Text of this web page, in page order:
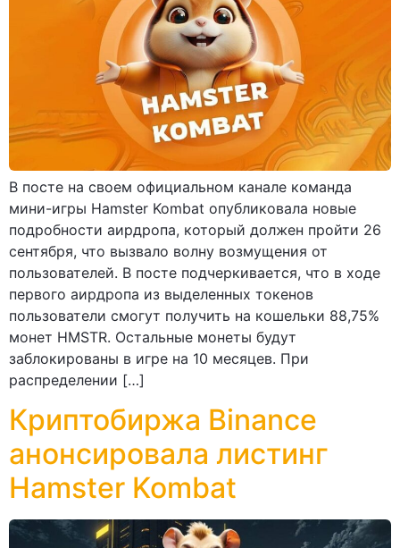
В посте на своем официальном канале команда
мини-игры Hamster Kombat опубликовала новые
подробности аирдропа, который должен пройти 26
сентября, что вызвало волну возмущения от
пользователей. В посте подчеркивается, что в ходе
первого аирдропа из выделенных токенов
пользователи смогут получить на кошельки 88,75%
монет HMSTR. Остальные монеты будут
заблокированы в игре на 10 месяцев. При
распределении […]
Криптобиржа Binance
анонсировала листинг
Hamster Kombat